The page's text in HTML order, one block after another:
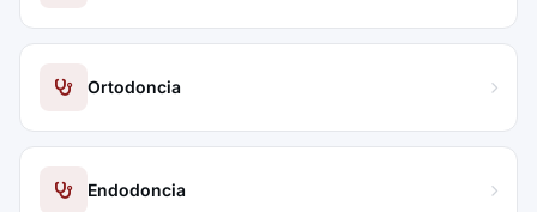
Ortodoncia
Endodoncia